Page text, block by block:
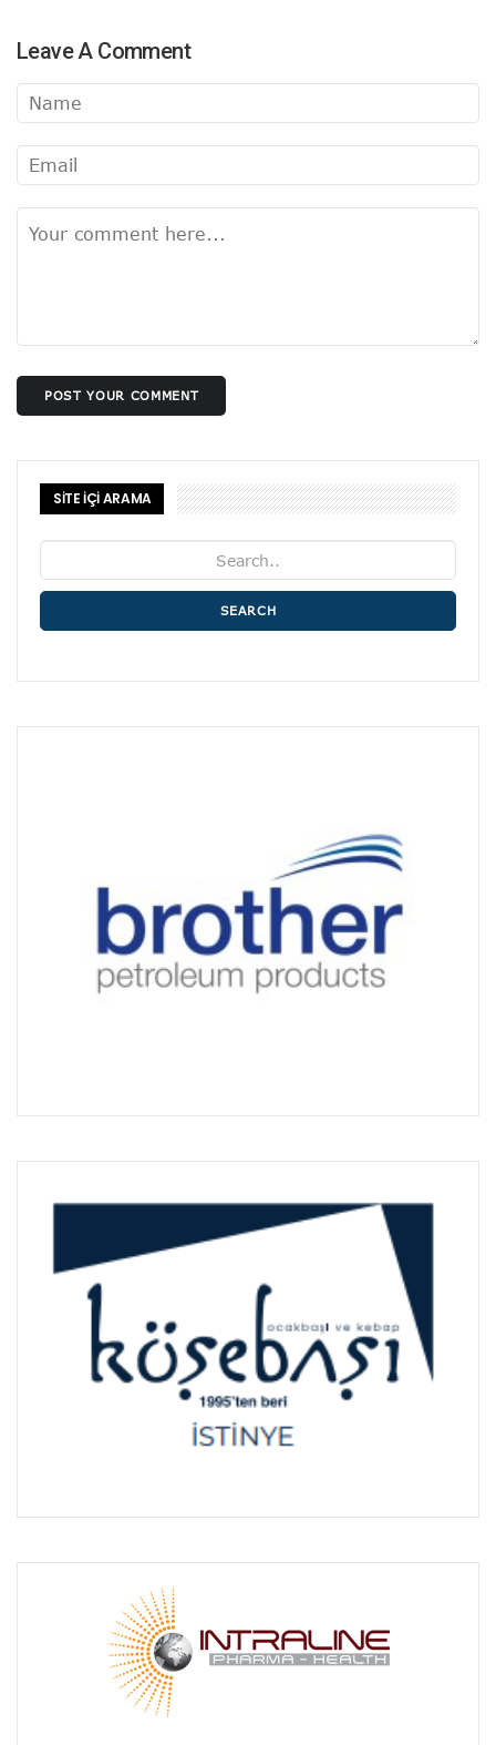
Leave A Comment
POST YOUR COMMENT
SİTE İÇİ ARAMA
SEARCH